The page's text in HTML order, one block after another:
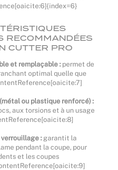
RECOMMANDÉES
CUTTER PRO
et remplaçable : permet de
optimal quelle que
ou plastique renforcé) :
aux torsions et à un usage
: garantit la
pendant la coupe, pour
et les coupes